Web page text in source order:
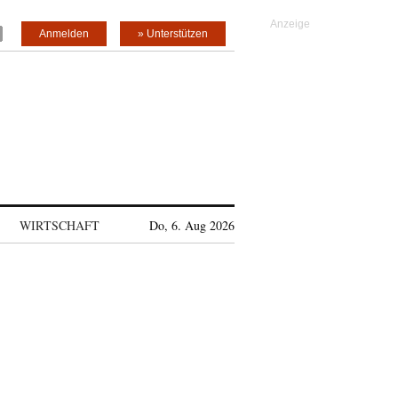
» Unterstützen
Anmelden
WIRTSCHAFT Do, 6. Aug 2026